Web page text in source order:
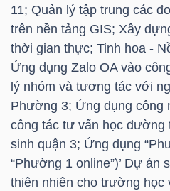
11; Quản lý tập trung các
trên nền tảng GIS; Xây
thời gian thực; Tinh hoa -
Ứng dụng Zalo OA vào
lý nhóm và tương tác với
Phường 3; Ứng dụng công
công tác tư vấn học đường
sinh quận 3; Ứng dụng
“Phường 1 online”)’ Dự án
thiên nhiên cho trường học
NGUYÊN
VẬT
LIỆU
CÔNG